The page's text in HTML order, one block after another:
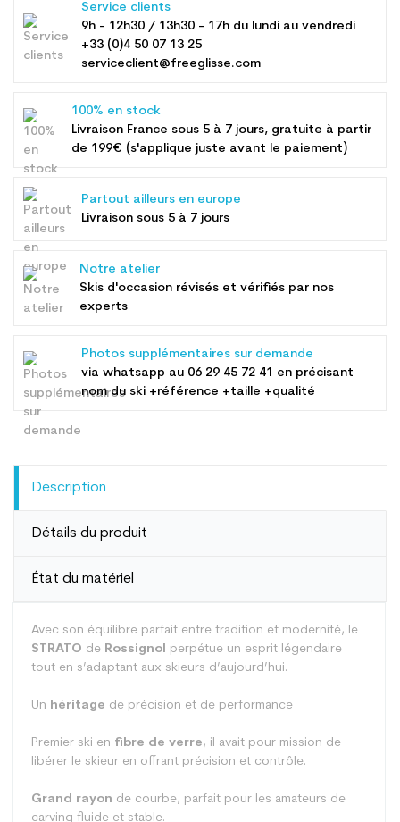
Service clients
9h - 12h30 / 13h30 - 17h du lundi au vendredi
+33 (0)4 50 07 13 25
serviceclient@freeglisse.com
100% en stock
Livraison France sous 5 à 7 jours, gratuite à partir
de 199€ (s'applique juste avant le paiement)
Partout ailleurs en europe
Livraison sous 5 à 7 jours
Notre atelier
Skis d'occasion révisés et vérifiés par nos
experts
Photos supplémentaires sur demande
via whatsapp au 06 29 45 72 41 en précisant
nom du ski +référence +taille +qualité
Description
Détails du produit
État du matériel
Avec son équilibre parfait entre tradition et modernité, le
STRATO de Rossignol perpétue un esprit légendaire
tout en s’adaptant aux skieurs d’aujourd’hui.
Un héritage de précision et de performance
Premier ski en fibre de verre, il avait pour mission de
libérer le skieur en offrant précision et contrôle.
Grand rayon de courbe, parfait pour les amateurs de
carving fluide et stable.